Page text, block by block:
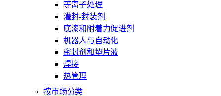
等离子处理
灌封-封装剂
底漆和附着力促进剂
机器人与自动化
密封剂和垫片液
焊接
热管理
按市场分类